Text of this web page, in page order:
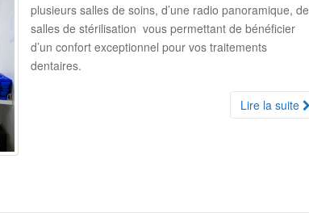
plusieurs salles de soins, d’une radio panoramique, de
salles de stérilisation vous permettant de bénéficier
d’un confort exceptionnel pour vos traitements
dentaires.
Lire la suite